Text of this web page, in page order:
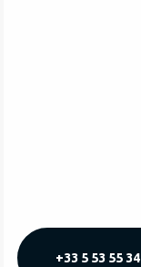
+33 5 53 55 34